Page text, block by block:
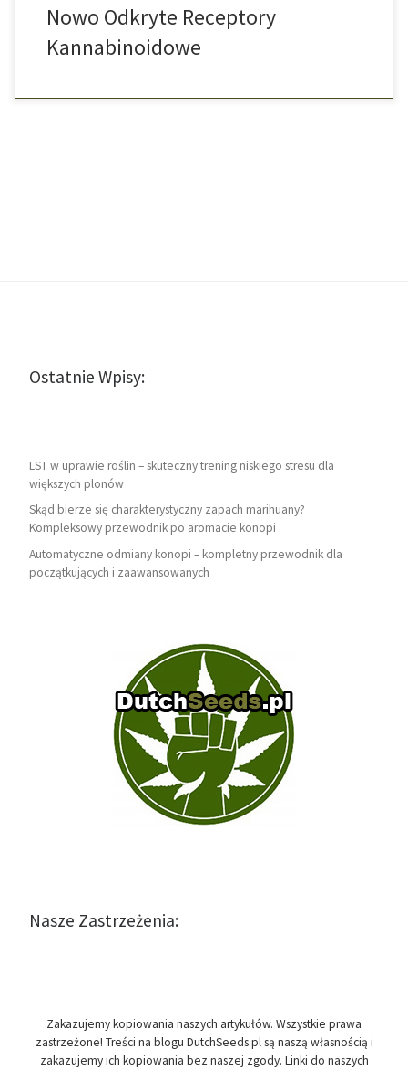
Nowo Odkryte Receptory
Kannabinoidowe
Ostatnie Wpisy:
LST w uprawie roślin – skuteczny trening niskiego stresu dla
większych plonów
Skąd bierze się charakterystyczny zapach marihuany?
Kompleksowy przewodnik po aromacie konopi
Automatyczne odmiany konopi – kompletny przewodnik dla
początkujących i zaawansowanych
Nasze Zastrzeżenia:
Zakazujemy kopiowania naszych artykułów. Wszystkie prawa
zastrzeżone! Treści na blogu DutchSeeds.pl są naszą własnością i
zakazujemy ich kopiowania bez naszej zgody. Linki do naszych